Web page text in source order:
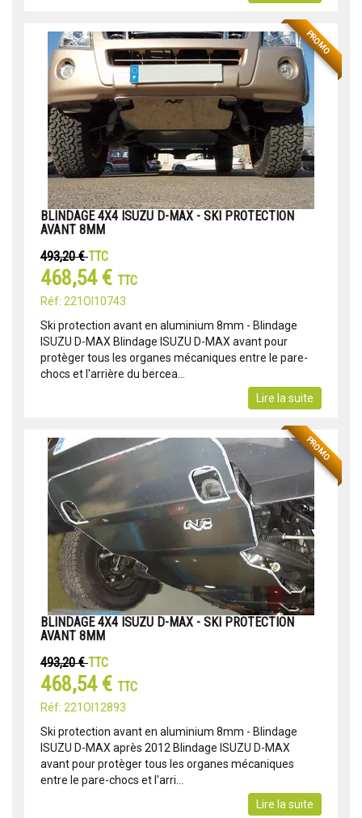
PROMO
BLINDAGE 4X4 ISUZU D-MAX - SKI PROTECTION
AVANT 8MM
493,20 €TTC
468,54 € TTC
Réf: 221OI10743
Ski protection avant en aluminium 8mm - Blindage
ISUZU D-MAX Blindage ISUZU D-MAX avant pour
protèger tous les organes mécaniques entre le pare-
chocs et l'arrière du bercea...
Lire la suite
PROMO
BLINDAGE 4X4 ISUZU D-MAX - SKI PROTECTION
AVANT 8MM
493,20 €TTC
468,54 € TTC
Réf: 221OI12893
Ski protection avant en aluminium 8mm - Blindage
ISUZU D-MAX après 2012 Blindage ISUZU D-MAX
avant pour protèger tous les organes mécaniques
entre le pare-chocs et l'arri...
Lire la suite